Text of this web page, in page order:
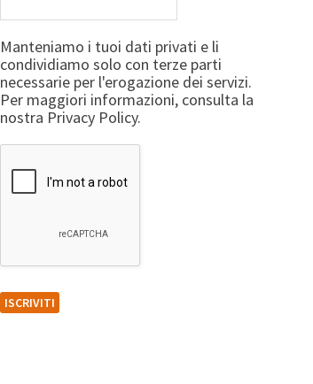
Manteniamo i tuoi dati privati e li
condividiamo solo con terze parti
necessarie per l'erogazione dei servizi.
Per maggiori informazioni, consulta la
nostra Privacy Policy.